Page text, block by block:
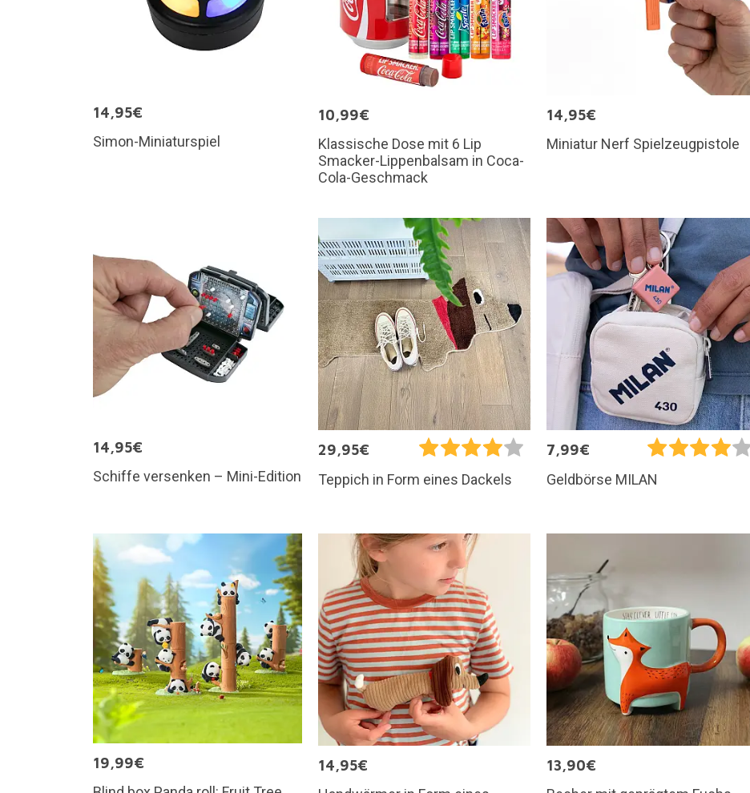
14,95€
Simon-Miniaturspiel
10,99€
Klassische Dose mit 6 Lip
Smacker-Lippenbalsam in Coca-
Cola-Geschmack
14,95€
Miniatur Nerf Spielzeugpistole
14,95€
Schiffe versenken – Mini-Edition
29,95€
Teppich in Form eines Dackels
7,99€
Geldbörse MILAN
19,99€
14,95€
13,90€